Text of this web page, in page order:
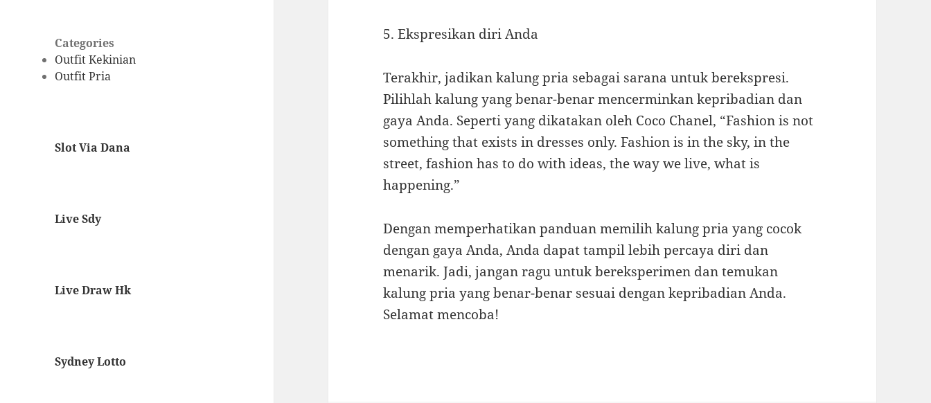
Categories
Outfit Kekinian
Outfit Pria
Slot Via Dana
Live Sdy
Live Draw Hk
Sydney Lotto
5. Ekspresikan diri Anda
Terakhir, jadikan kalung pria sebagai sarana untuk berekspresi.
Pilihlah kalung yang benar-benar mencerminkan kepribadian dan
gaya Anda. Seperti yang dikatakan oleh Coco Chanel, “Fashion is not
something that exists in dresses only. Fashion is in the sky, in the
street, fashion has to do with ideas, the way we live, what is
happening.”
Dengan memperhatikan panduan memilih kalung pria yang cocok
dengan gaya Anda, Anda dapat tampil lebih percaya diri dan
menarik. Jadi, jangan ragu untuk bereksperimen dan temukan
kalung pria yang benar-benar sesuai dengan kepribadian Anda.
Selamat mencoba!